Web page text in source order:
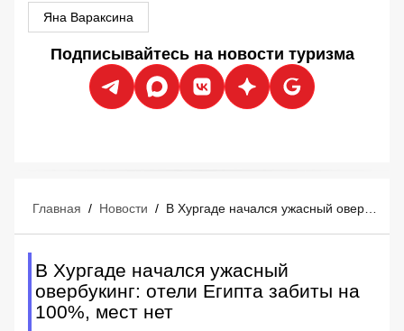
Яна Вараксина
Подписывайтесь на новости туризма
Главная / Новости /
В Хургаде начался ужасный
овербукинг: отели Египта забиты на
100%, мест нет